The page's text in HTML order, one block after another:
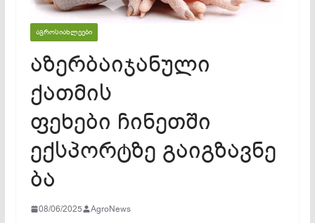
ᲐᲒᲠᲝᲡᲘᲐᲮᲚᲔᲔᲑᲘ
აზერბაიჯანული
ქათმის
ფეხები ჩინეთში
ექსპორტზე გაიგზავნე
ბა
08/06/2025 AgroNews